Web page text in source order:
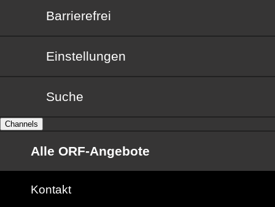
Barrierefrei
Barrierefrei
Einstellungen
Suche
Channels
Alle ORF-Angebote
Kontakt